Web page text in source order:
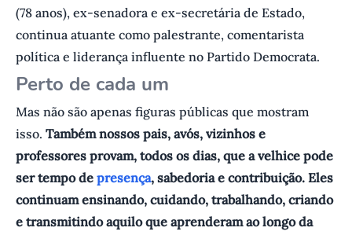
(78 anos), ex-senadora e ex-secretária de Estado,
continua atuante como palestrante, comentarista
política e liderança influente no Partido Democrata.
Perto de cada um
Mas não são apenas figuras públicas que mostram
isso. Também nossos pais, avós, vizinhos e
professores provam, todos os dias, que a velhice pode
ser tempo de presença, sabedoria e contribuição. Eles
continuam ensinando, cuidando, trabalhando, criando
e transmitindo aquilo que aprenderam ao longo da